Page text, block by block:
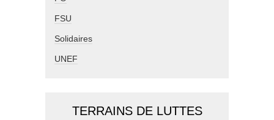
FSU
Solidaires
UNEF
TERRAINS DE LUTTES